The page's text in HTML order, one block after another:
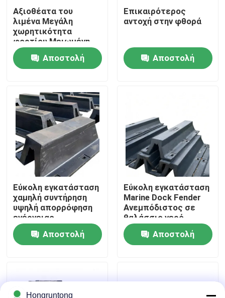
Σπίτι
Προϊόντα
Βίντεο
Σχετικά με εμάς
Επισκέψεις στο εργοστάσιο
Έλεγχος ποιότητας
Ζητήστε μια προσφορά
Λαστιχένιο κιγκλίδωμα αποβαθρών
Πνευματικό λαστιχένιο κιγκλίδωμα
Αξιοθέατα του
λιμένα Μεγάλη
χωρητικότητα
φορτίου Μειωμένη
συντήρηση Εύκολη
αντικατάσταση
Αποστολή
Επικαιρότερος
αντοχή στην φθορά
Αποστολή
Εύκολη εγκατάσταση
χαμηλή συντήρηση
υψηλή απορρόφηση
ενέργειας
Αποστολή
Εύκολη εγκατάσταση
Marine Dock Fender
Ανεμπόδιστος σε
θαλάσσιο νερό
Αποστολή
Hongruntong